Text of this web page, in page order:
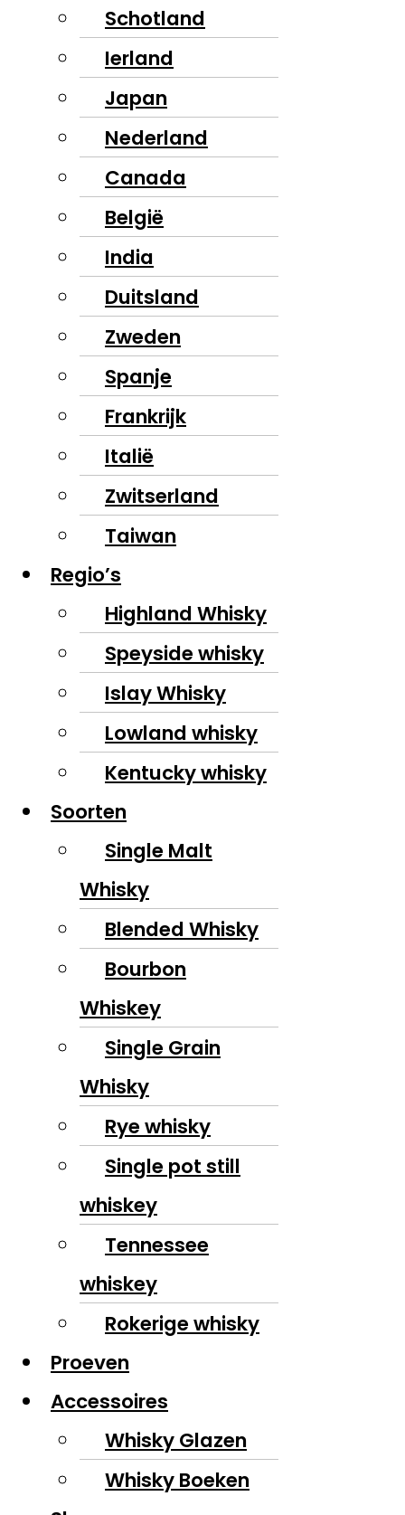
Schotland
Ierland
Japan
Nederland
Canada
België
India
Duitsland
Zweden
Spanje
Frankrijk
Italië
Zwitserland
Taiwan
Regio’s
Highland Whisky
Speyside whisky
Islay Whisky
Lowland whisky
Kentucky whisky
Soorten
Single Malt
Whisky
Blended Whisky
Bourbon
Whiskey
Single Grain
Whisky
Rye whisky
Single pot still
whiskey
Tennessee
whiskey
Rokerige whisky
Proeven
Accessoires
Whisky Glazen
Whisky Boeken